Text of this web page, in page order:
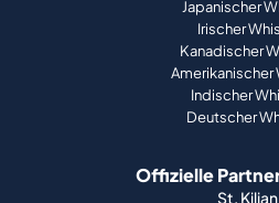
Japanischer
Irischer
Kanadischer
Amerikanischer
Indischer
Deutscher
Offizielle
St. Kilian